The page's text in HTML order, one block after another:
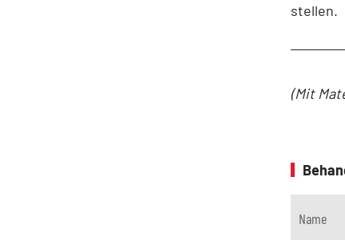
stellen.
(Mit
Name